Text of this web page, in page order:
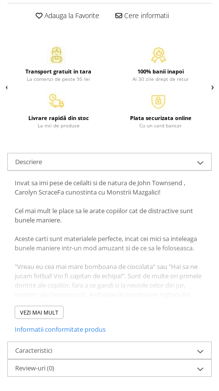
Carti de colorat
Literatura si fictiune
Povesti pentru copii
Povesti si povestiri
Atlase, dictionare si enciclopedii
Dictionare de limba romana
Enciclopedii
Diete si fitness
Diete si alimentatie sanatoasa
Fitness si frumusete
Diverse
Diverse
Feng Shui
Medicina alternativa
Sa nu razi :((
Drept
Legislatie
Fictiune
Actiune si Aventura
Actiune,aventura
Clasici
Crime, Thriller, Mistery
Fantasy
Adauga la Favorite Cere informatii
Transport gratuit in tara
La comenzi de peste 95 lei
100% banii inapoi
Ai 30 zile drept de retur
Livrare rapidă din stoc
La mii de produse
Plata securizata online
Cu un card bancar
Descriere
Invat sa imi pese de ceilalti si de natura de John Townsend ,
Carolyn ScraceFa cunostinta cu Monstrii Mazgalici!
Cel mai mult le place sa le arate copiilor cat de distractive sunt
bunele maniere.
Aceste carti sunt materialele perfecte, incat cei mici sa inteleaga
bunele maniere intr-un mod amuzant si de ce sa le foloseasca.
"Vreau eu cea mai mare bomboana de ciocolata" sau "Hai sa ne
jucam fotbal! Voi fi capitan de echipa!". Sunt de multe ori primele
dorinte ale copiilor, fara a se gandi si la nevoile celor din jur,
dupa canapea sau coji, cotoare si sticle goale gasite in parc prin
iarba. Toate aceste situatii le sunt cunoscute monstruletilor
Folosind mult umor, puterea exemplului si recompense
incurajatoare, haioasele personaje ii vor invata pe cei mici sa fie
empatici si campioni ai curateniei, sa se gandeasca si la nevoile
celorlalti, nu doar la ei insisi si sa stranga de fiecare data gunoiul
in urma lor.
VEZI MAI MULT
Informatii conformitate produs
Caracteristici
Review-uri(0)